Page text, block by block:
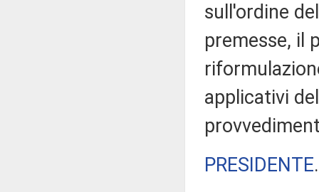
sull'ordine
premesse, il
applicativi
PRESIDENTE